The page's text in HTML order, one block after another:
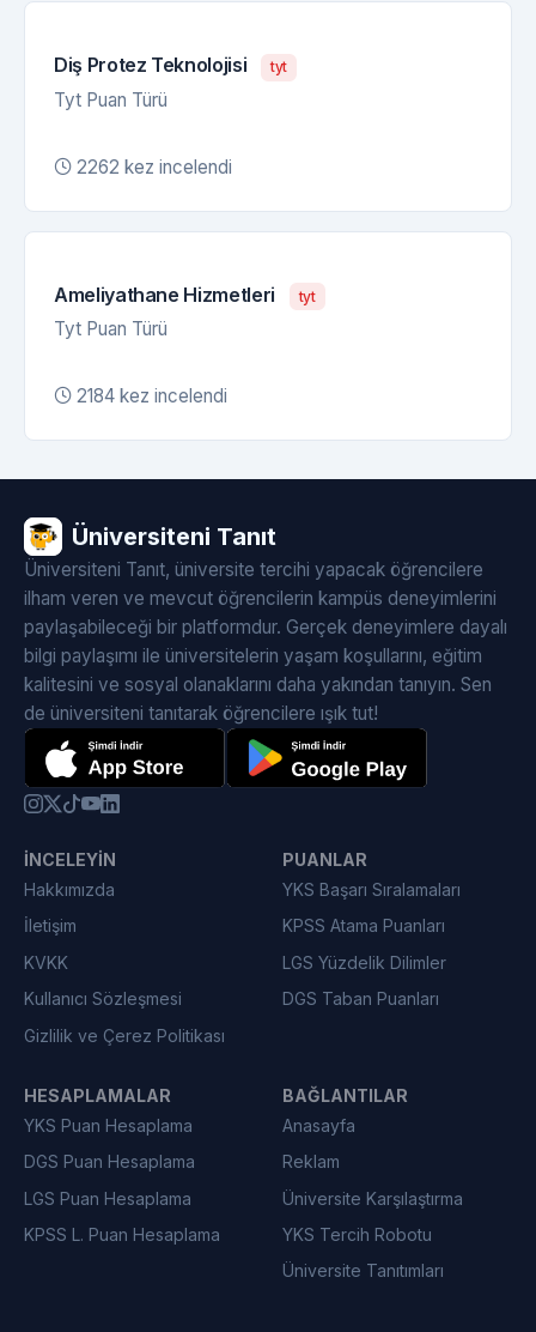
Diş Protez Teknolojisi tyt
Tyt Puan Türü
2262 kez incelendi
Ameliyathane Hizmetleri tyt
Tyt Puan Türü
2184 kez incelendi
Üniversiteni Tanıt
Üniversiteni Tanıt, üniversite tercihi yapacak öğrencilere
ilham veren ve mevcut öğrencilerin kampüs deneyimlerini
paylaşabileceği bir platformdur. Gerçek deneyimlere dayalı
bilgi paylaşımı ile üniversitelerin yaşam koşullarını, eğitim
kalitesini ve sosyal olanaklarını daha yakından tanıyın. Sen
de üniversiteni tanıtarak öğrencilere ışık tut!
İNCELEYIN
Hakkımızda
İletişim
KVKK
Kullanıcı Sözleşmesi
Gizlilik ve Çerez Politikası
PUANLAR
YKS Başarı Sıralamaları
KPSS Atama Puanları
LGS Yüzdelik Dilimler
DGS Taban Puanları
HESAPLAMALAR
YKS Puan Hesaplama
DGS Puan Hesaplama
LGS Puan Hesaplama
KPSS L. Puan Hesaplama
BAĞLANTILAR
Anasayfa
Reklam
Üniversite Karşılaştırma
YKS Tercih Robotu
Üniversite Tanıtımları